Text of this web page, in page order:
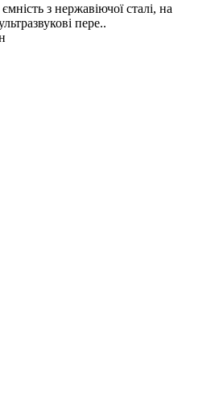
з нержавіючої сталі, на
пере..